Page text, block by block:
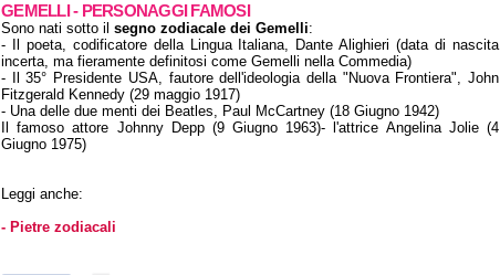
GEMELLI - PERSONAGGI FAMOSI
Sono nati sotto il segno zodiacale dei Gemelli:
- Il poeta, codificatore della Lingua Italiana, Dante Alighieri (data di nascita
incerta, ma fieramente definitosi come Gemelli nella Commedia)
- Il 35° Presidente USA, fautore dell'ideologia della "Nuova Frontiera", John
Fitzgerald Kennedy (29 maggio 1917)
- Una delle due menti dei Beatles, Paul McCartney (18 Giugno 1942)
Il famoso attore Johnny Depp (9 Giugno 1963)- l'attrice Angelina Jolie (4
Giugno 1975)
Leggi anche:
- Pietre zodiacali